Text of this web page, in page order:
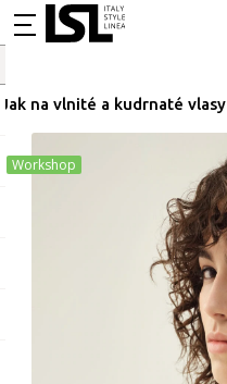
Jak na vlnité a kudrnaté vlasy
Workshop